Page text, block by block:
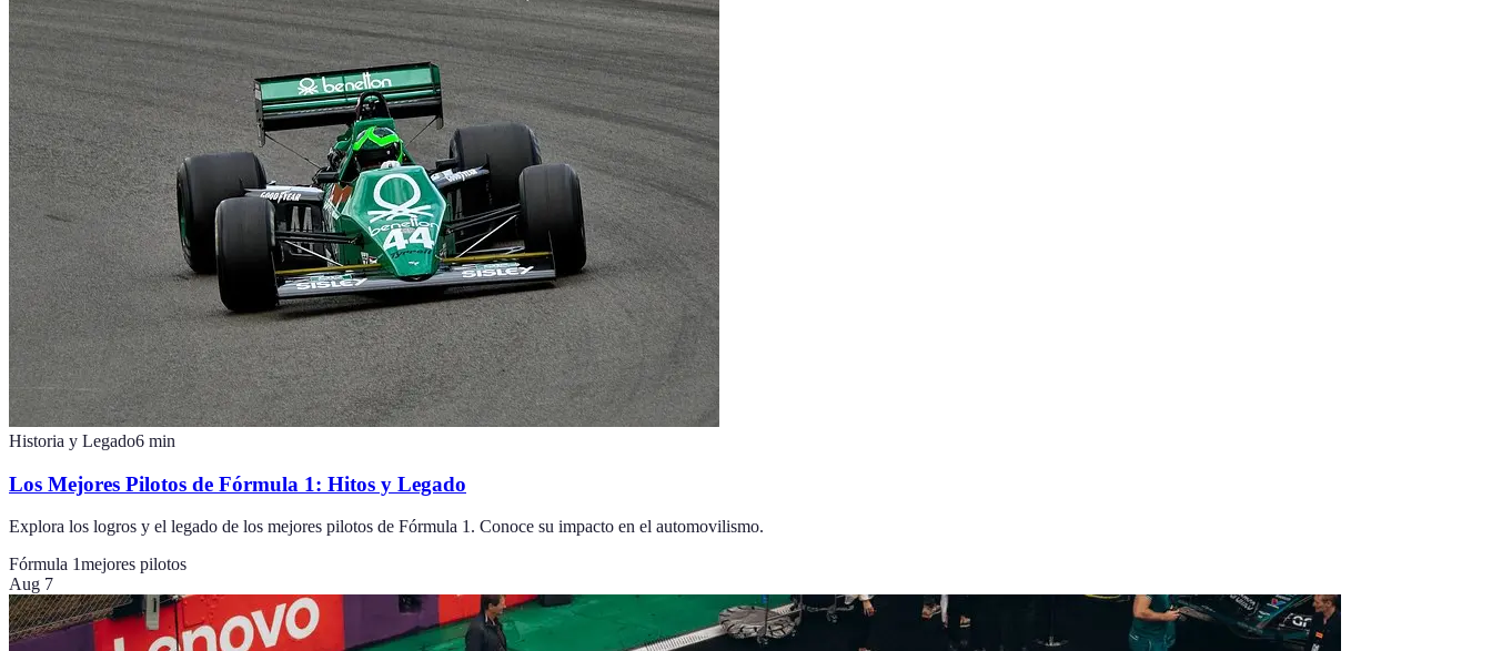
Historia y Legado6 min
Los Mejores Pilotos de Fórmula 1: Hitos y Legado
Explora los logros y el legado de los mejores pilotos de Fórmula 1. Conoce su impacto en el automovilismo.
Fórmula 1mejores pilotos
Aug 7